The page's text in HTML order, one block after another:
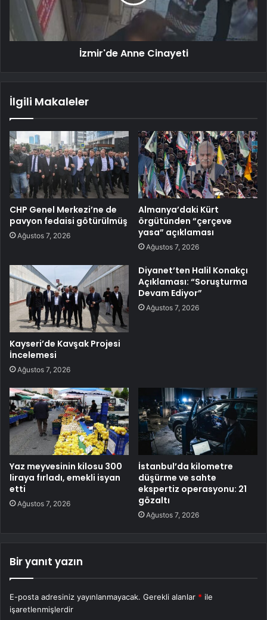
İzmir'de Anne Cinayeti
İlgili Makaleler
CHP Genel Merkezi’ne de
pavyon fedaisi götürülmüş
Ağustos 7, 2026
Almanya’daki Kürt
örgütünden “çerçeve
yasa” açıklaması
Ağustos 7, 2026
Kayseri’de Kavşak Projesi
İncelemesi
Ağustos 7, 2026
Diyanet’ten Halil Konakçı
Açıklaması: “Soruşturma
Devam Ediyor”
Ağustos 7, 2026
Yaz meyvesinin kilosu 300
liraya fırladı, emekli isyan
etti
Ağustos 7, 2026
İstanbul’da kilometre
düşürme ve sahte
ekspertiz operasyonu: 21
gözaltı
Ağustos 7, 2026
Bir yanıt yazın
E-posta adresiniz yayınlanmayacak. Gerekli alanlar * ile
işaretlenmişlerdir